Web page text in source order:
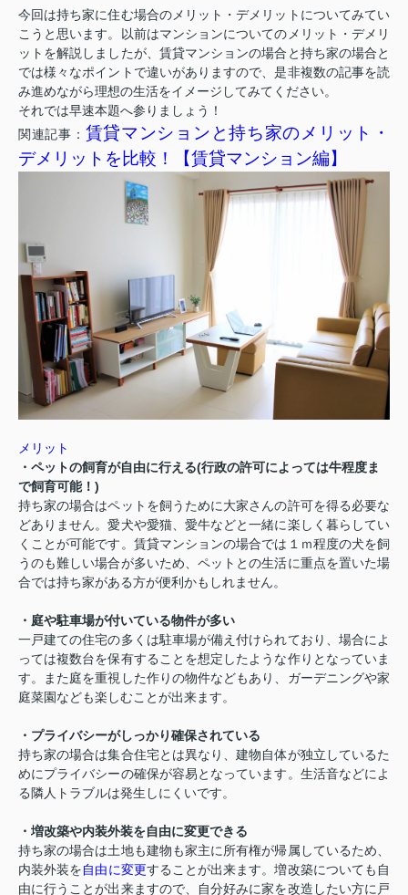
今回は持ち家に住む場合のメリット・デメリットについてみてい
こうと思います。以前はマンションについてのメリット・デメリ
ットを解説しましたが、賃貸マンションの場合と持ち家の場合と
では様々なポイントで違いがありますので、是非複数の記事を読
み進めながら理想の生活をイメージしてみてください。
それでは早速本題へ参りましょう！
関連記事： 賃貸マンションと持ち家のメリット・
デメリットを比較！【賃貸マンション編】
メリット
・ペットの飼育が自由に行える(行政の許可によっては牛程度ま
で飼育可能！)
持ち家の場合はペットを飼うために大家さんの許可を得る必要な
どありません。愛犬や愛猫、愛牛などと一緒に楽しく暮らしてい
くことが可能です。賃貸マンションの場合では１ｍ程度の犬を飼
うのも難しい場合が多いため、ペットとの生活に重点を置いた場
合では持ち家がある方が便利かもしれません。
・庭や駐車場が付いている物件が多い
一戸建ての住宅の多くは駐車場が備え付けられており、場合によ
っては複数台を保有することを想定したような作りとなっていま
す。また庭を重視した作りの物件などもあり、ガーデニングや家
庭菜園なども楽しむことが出来ます。
・プライバシーがしっかり確保されている
持ち家の場合は集合住宅とは異なり、建物自体が独立しているた
めにプライバシーの確保が容易となっています。生活音などによ
る隣人トラブルは発生しにくいです。
・増改築や内装外装を自由に変更できる
持ち家の場合は土地も建物も家主に所有権が帰属しているため、
内装外装を自由に変更することが出来ます。増改築についても自
由に行うことが出来ますので、自分好みに家を改造したい方に戸